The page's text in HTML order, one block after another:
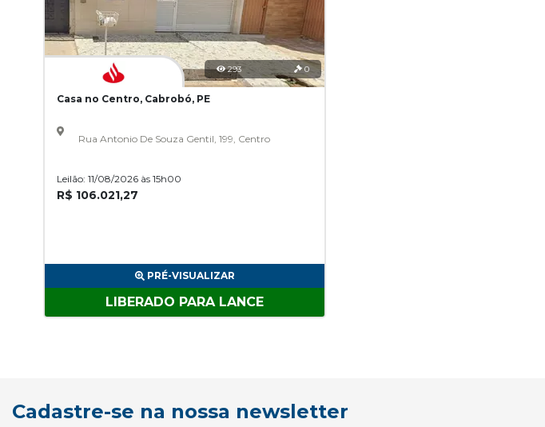
293 0
Casa no Centro, Cabrobó, PE
Rua Antonio De Souza Gentil, 199, Centro
Leilão: 11/08/2026 às 15h00
R$ 106.021,27
PRÉ-VISUALIZAR
LIBERADO PARA LANCE
Cadastre-se na nossa newsletter